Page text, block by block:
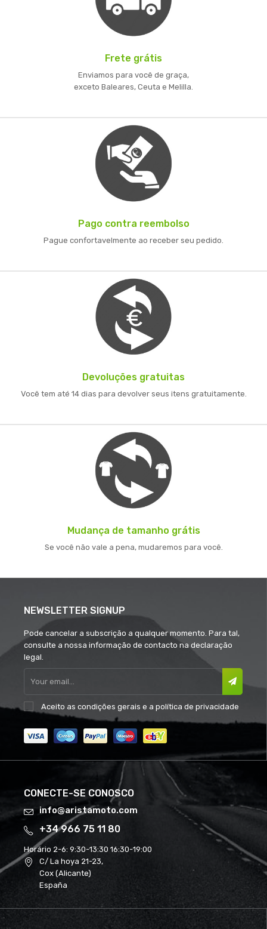
Frete grátis
Enviamos para você de graça,
exceto Baleares, Ceuta e Melilla.
Pago contra reembolso
Pague confortavelmente ao receber seu pedido.
Devoluções gratuitas
Você tem até 14 dias para devolver seus itens gratuitamente.
Mudança de tamanho grátis
Se você não vale a pena, mudaremos para você.
NEWSLETTER SIGNUP
Pode cancelar a subscrição a qualquer momento. Para tal,
consulte a nossa informação de contacto na declaração
legal.
Aceito as condições gerais e a política de privacidade
CONECTE-SE CONOSCO
info@aristamoto.com
+34 966 75 11 80
Horário 2-6: 9:30-13:30 16:30-19:00
C/ La hoya 21-23,
Cox (Alicante)
España